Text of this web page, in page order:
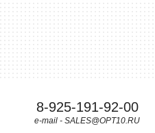
8-925-191-92-00
e-mail - SALES@OPT10.RU